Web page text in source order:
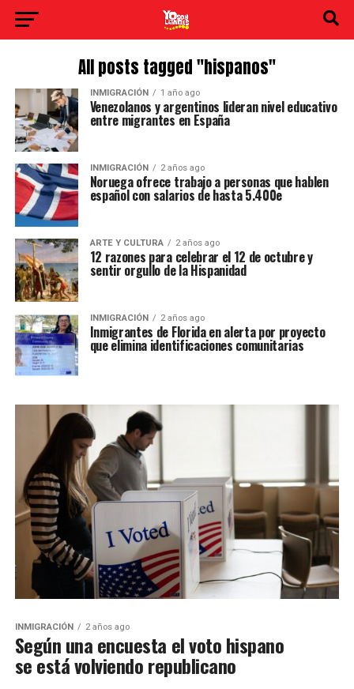
All posts tagged "hispanos"
INMIGRACIÓN 1 año ago
Venezolanos y argentinos lideran nivel educativo
entre migrantes en España
INMIGRACIÓN 2 años ago
Noruega ofrece trabajo a personas que hablen
español con salarios de hasta 5.400e
ARTE Y CULTURA 2 años ago
12 razones para celebrar el 12 de octubre y
sentir orgullo de la Hispanidad
INMIGRACIÓN 2 años ago
Inmigrantes de Florida en alerta por proyecto
que elimina identificaciones comunitarias
INMIGRACIÓN 2 años ago
Según una encuesta el voto hispano
se está volviendo republicano